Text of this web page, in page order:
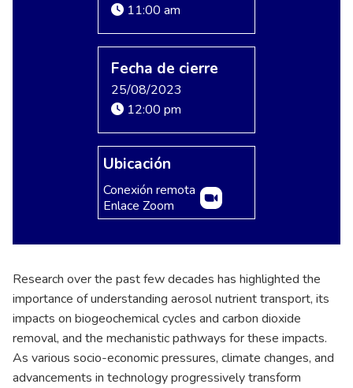
11:00 am
Fecha de cierre
25/08/2023
12:00 pm
Ubicación
Conexión remota
Enlace Zoom
Research over the past few decades has highlighted the
importance of understanding aerosol nutrient transport, its
impacts on biogeochemical cycles and carbon dioxide
removal, and the mechanistic pathways for these impacts.
As various socio-economic pressures, climate changes, and
advancements in technology progressively transform